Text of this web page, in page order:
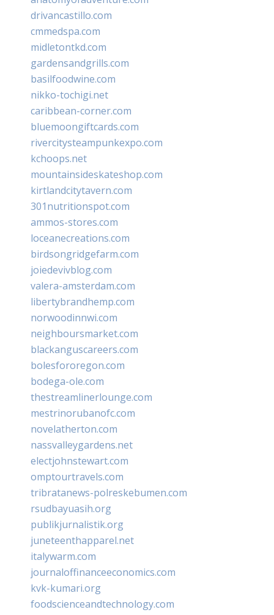
drivancastillo.com
cmmedspa.com
midletontkd.com
gardensandgrills.com
basilfoodwine.com
nikko-tochigi.net
caribbean-corner.com
bluemoongiftcards.com
rivercitysteampunkexpo.com
kchoops.net
mountainsideskateshop.com
kirtlandcitytavern.com
301nutritionspot.com
ammos-stores.com
loceanecreations.com
birdsongridgefarm.com
joiedevivblog.com
valera-amsterdam.com
libertybrandhemp.com
norwoodinnwi.com
neighboursmarket.com
blackanguscareers.com
bolesfororegon.com
bodega-ole.com
thestreamlinerlounge.com
mestrinorubanofc.com
novelatherton.com
nassvalleygardens.net
electjohnstewart.com
omptourtravels.com
tribratanews-polreskebumen.com
rsudbayuasih.org
publikjurnalistik.org
juneteenthapparel.net
italywarm.com
journaloffinanceeconomics.com
kvk-kumari.org
foodscienceandtechnology.com